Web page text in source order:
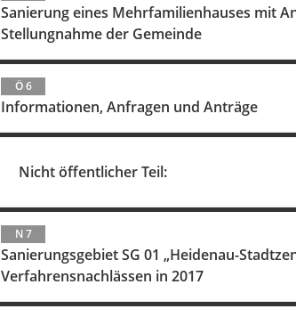
Sanierung eines Mehrfamilienhauses mit
Stellungnahme der Gemeinde
Ö 6
Informationen, Anfragen und Anträge
Nicht öffentlicher Teil:
N 7
Sanierungsgebiet SG 01 „Heidenau-
Verfahrensnachlässen in 2017